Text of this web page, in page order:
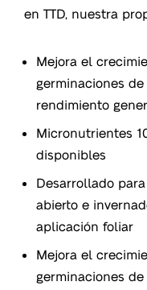
en TTD, nuestra
Mejora el
germinaciones
rendimiento
Micronutrientes
disponibles
Desarrollado
abierto e
aplicación foliar
Mejora el
germinaciones